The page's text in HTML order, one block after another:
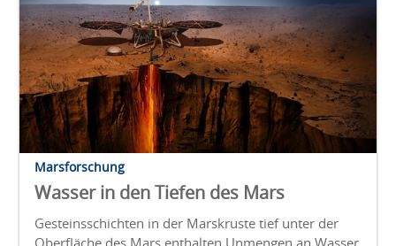
Marsforschung
Wasser in den Tiefen des Mars
Gesteinsschichten in der Marskruste tief unter der